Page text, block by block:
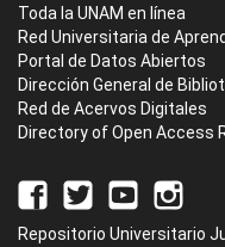
Toda la UNAM en línea
Red Universitaria de
Portal de Datos Abiertos
Dirección General de
Red de Acervos Digitales
Directory of Open Access
Repositorio Universitario